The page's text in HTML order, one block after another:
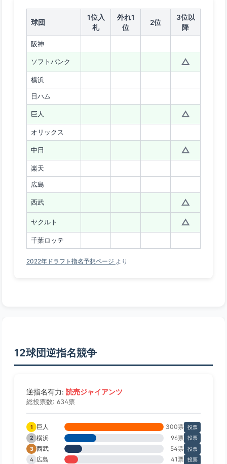
球団
1位入
札
外れ1
位
2位
3位以
降
阪神
ソフトバンク △
横浜
日ハム
巨人 △
オリックス
中日 △
楽天
広島
西武 △
ヤクルト △
千葉ロッテ
2022年ドラフト指名予想ページ より
12球団逆指名競争
逆指名有力: 読売ジャイアンツ
総投票数: 634票
1 巨人 300票 投票
2 横浜 96票 投票
3 西武 54票 投票
4 広島 41票 投票